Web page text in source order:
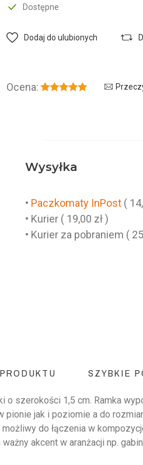
Dostępne
Dodaj do ulubionych
Ocena:
Wysyłka
• Paczkomaty InPost (
• Kurier ( 19,00 zł )
• Kurier za pobraniem (
SZYBKIE
szerokości 1,5 cm. Ramka
jak i poziomie a do
do łączenia w
akcent w aranżacji np.